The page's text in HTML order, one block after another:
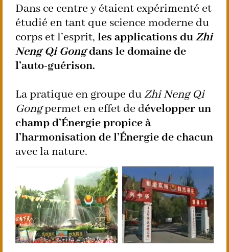
Dans ce centre y étaient expérimenté et
étudié en tant que science moderne du
corps et l’esprit, les applications duZhi
Neng Qi Gongdans le domaine de
l’auto-guérison.
La pratique en groupe duZhi Neng Qi
Gongpermet en effet de développer un
champ d’Énergie propice à
l’harmonisation de l’Énergie de chacun
avec la nature.